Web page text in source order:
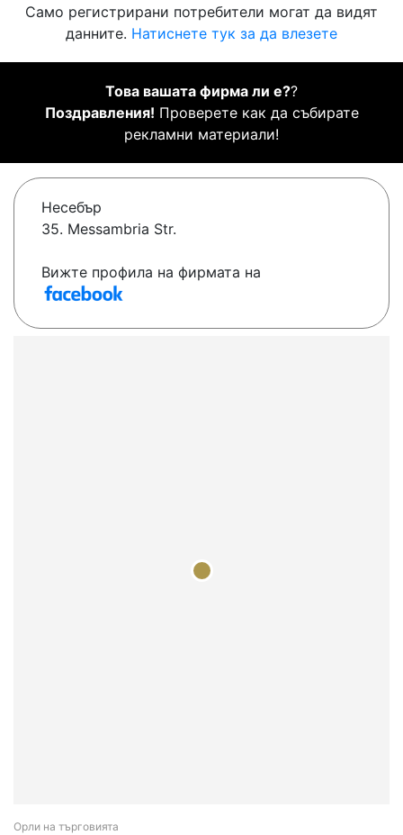
Само регистрирани потребители могат да видят
данните. Натиснете тук за да влезете
Това вашата фирма ли е??
Поздравления! Проверете как да събирате
рекламни материали!
Несебър
35. Messambria Str.
Вижте профила на фирмата на
Орли на търговията